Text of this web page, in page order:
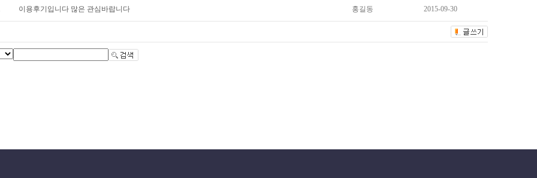
이용후기입니다 많은 관심바랍니다 홍길동 2015-09-30